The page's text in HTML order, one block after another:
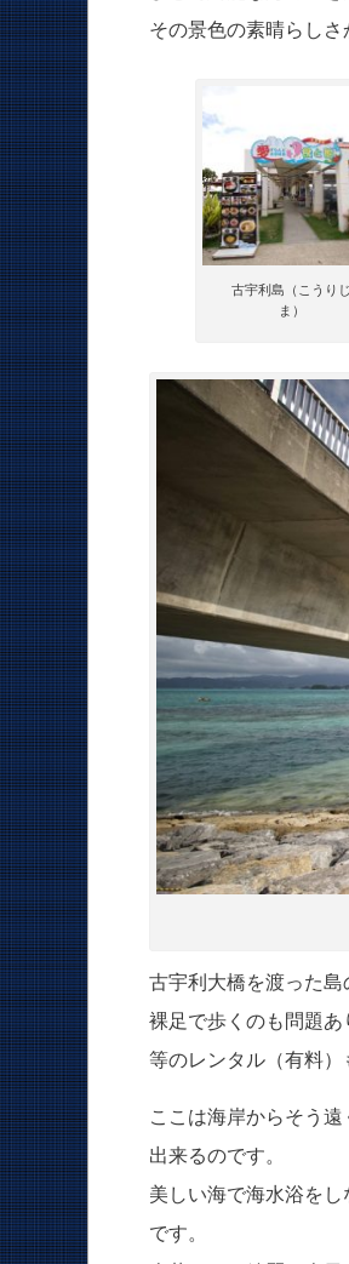
その景色の素晴らしさ
古宇利島（こうりじ
ま）
古宇利大橋を渡った島
裸足で歩くのも問題
等のレンタル（有料）
ここは海岸からそう
出来るのです。
美しい海で海水浴を
です。